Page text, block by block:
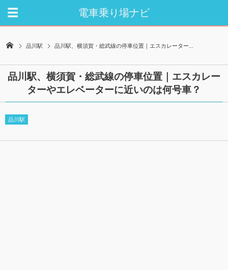
電車乗り場ナビ
品川駅 品川駅、横須賀・総武線の停車位置｜エスカレーター...
品川駅、横須賀・総武線の停車位置｜エスカレー
ターやエレベーターに近いのは何号車？
品川駅